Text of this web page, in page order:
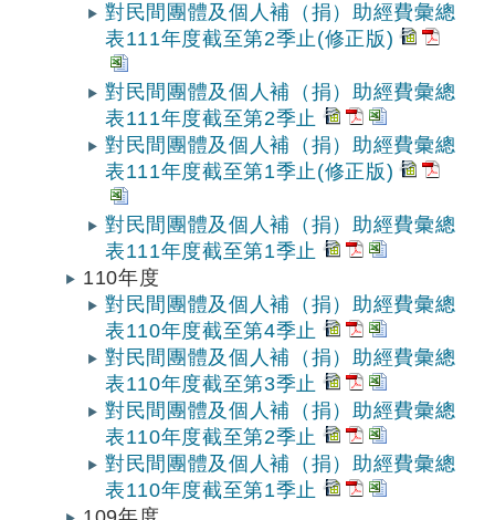
對民間團體及個人補（捐）助經費彙總
表111年度截至第2季止(修正版)
對民間團體及個人補（捐）助經費彙總
表111年度截至第2季止
對民間團體及個人補（捐）助經費彙總
表111年度截至第1季止(修正版)
對民間團體及個人補（捐）助經費彙總
表111年度截至第1季止
110年度
對民間團體及個人補（捐）助經費彙總
表110年度截至第4季止
對民間團體及個人補（捐）助經費彙總
表110年度截至第3季止
對民間團體及個人補（捐）助經費彙總
表110年度截至第2季止
對民間團體及個人補（捐）助經費彙總
表110年度截至第1季止